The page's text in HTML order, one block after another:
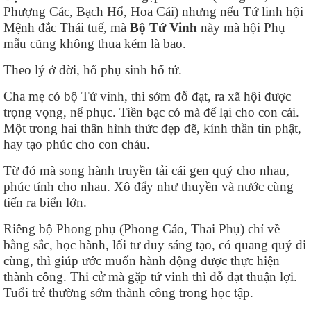
Phượng Các, Bạch Hổ, Hoa Cái) nhưng nếu Tứ linh hội
Mệnh đắc Thái tuế, mà Bộ Tứ Vinh này mà hội Phụ
mẫu cũng không thua kém là bao.
Theo lý ở đời, hổ phụ sinh hổ tử.
Cha mẹ có bộ Tứ vinh, thì sớm đỗ đạt, ra xã hội được
trọng vọng, nể phục. Tiền bạc có mà để lại cho con cái.
Một trong hai thân hình thức đẹp đẽ, kính thần tin phật,
hay tạo phúc cho con cháu.
Từ đó mà song hành truyền tải cái gen quý cho nhau,
phúc tính cho nhau. Xô đẩy như thuyền và nước cùng
tiến ra biển lớn.
Riêng bộ Phong phụ (Phong Cáo, Thai Phụ) chỉ về
bằng sắc, học hành, lối tư duy sáng tạo, có quang quý đi
cùng, thì giúp ước muốn hành động được thực hiện
thành công. Thi cử mà gặp tứ vinh thì đỗ đạt thuận lợi.
Tuổi trẻ thường sớm thành công trong học tập.